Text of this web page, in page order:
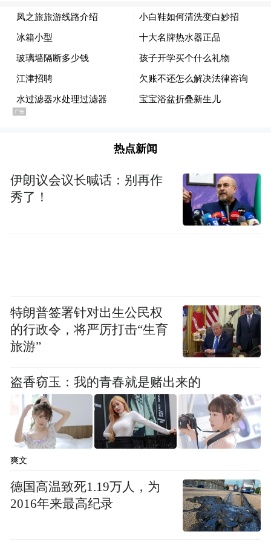
景时能够获得充分的休息和补给，轻松享受
“漫山漫水慢生活”的惬意。
亲子娱乐，夏天“遛娃”的好去处
与漫山花溪谷相距大约20公里的锦绣大明川
园、无动力游乐设施，还设有萌宠乐园，孩
子们可以近距离接触小鹿、孔雀、羊驼等动
物，体验喂养乐趣。游玩结束后，乘坐环线
小火车，穿丛林、过隧道，开启一场邂逅蓝
夜晚的露营地
热点新闻
伊朗议会议长喊话：别再作
秀了！
特朗普签署针对出生公民权
的行政令，将严厉打击“生育
旅游”
盗香窃玉：我的青春就是赌出来的
爽文
德国高温致死1.19万人，为
2016年来最高纪录